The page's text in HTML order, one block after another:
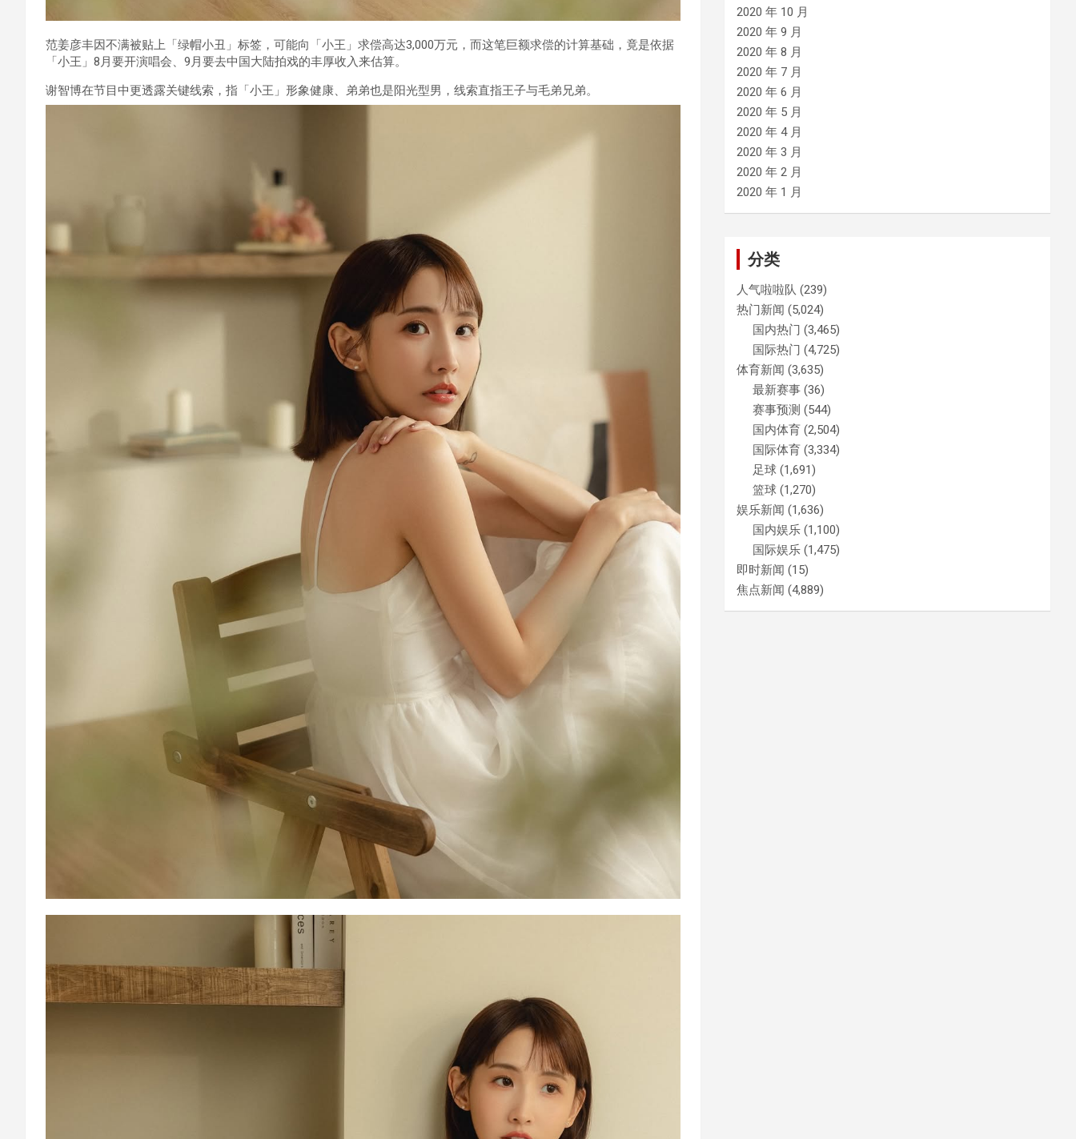
范姜彦丰因不满被贴上「绿帽小丑」标签，可能向「小王」求偿高达3,000万元，而这笔巨额求偿的计算基础，竟是依据
「小王」8月要开演唱会、9月要去中国大陆拍戏的丰厚收入来估算。
谢智博在节目中更透露关键线索，指「小王」形象健康、弟弟也是阳光型男，线索直指王子与毛弟兄弟。
2020 年 10 月
2020 年 9 月
2020 年 8 月
2020 年 7 月
2020 年 6 月
2020 年 5 月
2020 年 4 月
2020 年 3 月
2020 年 2 月
2020 年 1 月
分类
人气啦啦队 (239)
热门新闻 (5,024)
国内热门 (3,465)
国际热门 (4,725)
体育新闻 (3,635)
最新赛事 (36)
赛事预测 (544)
国内体育 (2,504)
国际体育 (3,334)
足球 (1,691)
篮球 (1,270)
娱乐新闻 (1,636)
国内娱乐 (1,100)
国际娱乐 (1,475)
即时新闻 (15)
焦点新闻 (4,889)